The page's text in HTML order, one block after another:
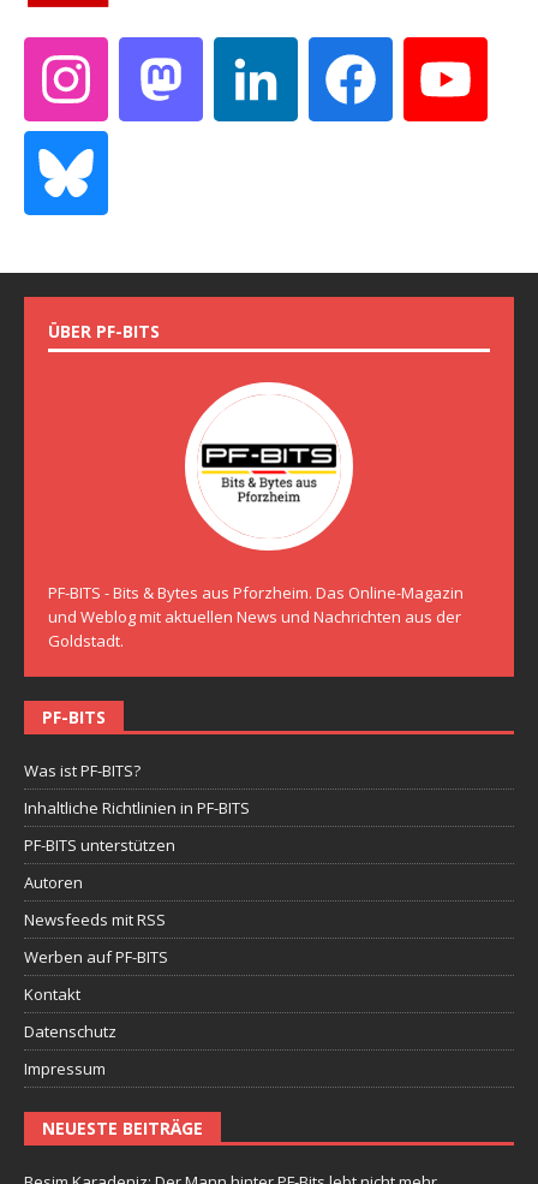
ÜBER PF-BITS
PF-BITS - Bits & Bytes aus Pforzheim. Das Online-Magazin
und Weblog mit aktuellen News und Nachrichten aus der
Goldstadt.
PF-BITS
Was ist PF-BITS?
Inhaltliche Richtlinien in PF-BITS
PF-BITS unterstützen
Autoren
Newsfeeds mit RSS
Werben auf PF-BITS
Kontakt
Datenschutz
Impressum
NEUESTE BEITRÄGE